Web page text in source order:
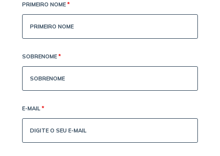
PRIMEIRO NOME *
SOBRENOME *
E-MAIL *